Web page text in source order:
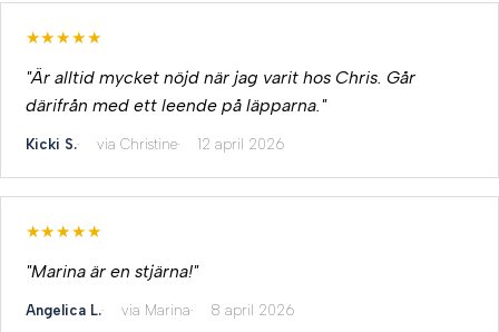
★★★★★
"Är alltid mycket nöjd när jag varit hos Chris. Går
därifrån med ett leende på läpparna."
Kicki S. via Christine 12 april 2026
★★★★★
"Marina är en stjärna!"
Angelica L. via Marina 8 april 2026